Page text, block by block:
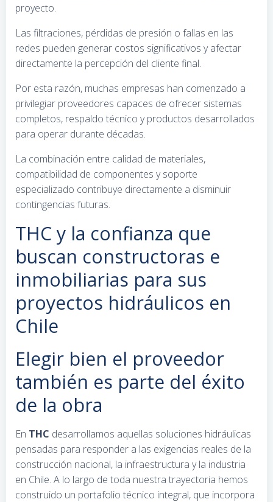
proyecto.
Las filtraciones, pérdidas de presión o fallas en las
redes pueden generar costos significativos y afectar
directamente la percepción del cliente final.
Por esta razón, muchas empresas han comenzado a
privilegiar proveedores capaces de ofrecer sistemas
completos, respaldo técnico y productos desarrollados
para operar durante décadas.
La combinación entre calidad de materiales,
compatibilidad de componentes y soporte
especializado contribuye directamente a disminuir
contingencias futuras.
THC y la confianza que
buscan constructoras e
inmobiliarias para sus
proyectos hidráulicos en
Chile
Elegir bien el proveedor
también es parte del éxito
de la obra
En THC desarrollamos aquellas soluciones hidráulicas
pensadas para responder a las exigencias reales de la
construcción nacional, la infraestructura y la industria
en Chile. A lo largo de toda nuestra trayectoria hemos
construido un portafolio técnico integral, que incorpora